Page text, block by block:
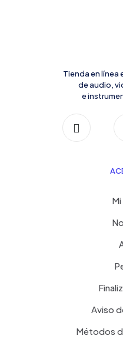
Tienda en línea
de audio,
e
Aviso
Métodos